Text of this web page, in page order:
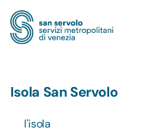
Skip to main content
Isola San Servolo
l'isola